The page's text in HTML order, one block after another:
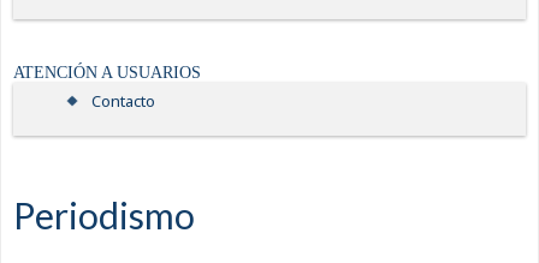
ATENCIÓN A USUARIOS
Contacto
Periodismo